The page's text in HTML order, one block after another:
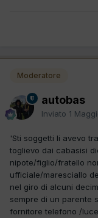
Moderatore
autobas
Inviato 1
'Sti soggetti li avevo
toglievo dai cabasisi
nipote/figlio/fratello
ufficiale/maresciallo
nel giro di alcuni
sempre di un parente
fornitore telefono /